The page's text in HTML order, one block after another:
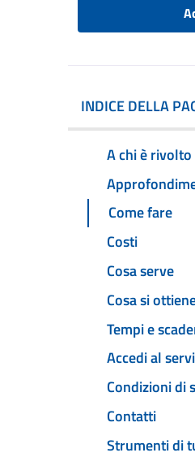
INDICE DELLA
A chi è rivolto
Come fare
Costi
Cosa serve
Cosa si
Tempi e
Accedi al
Condizioni di
Contatti
Strumenti di